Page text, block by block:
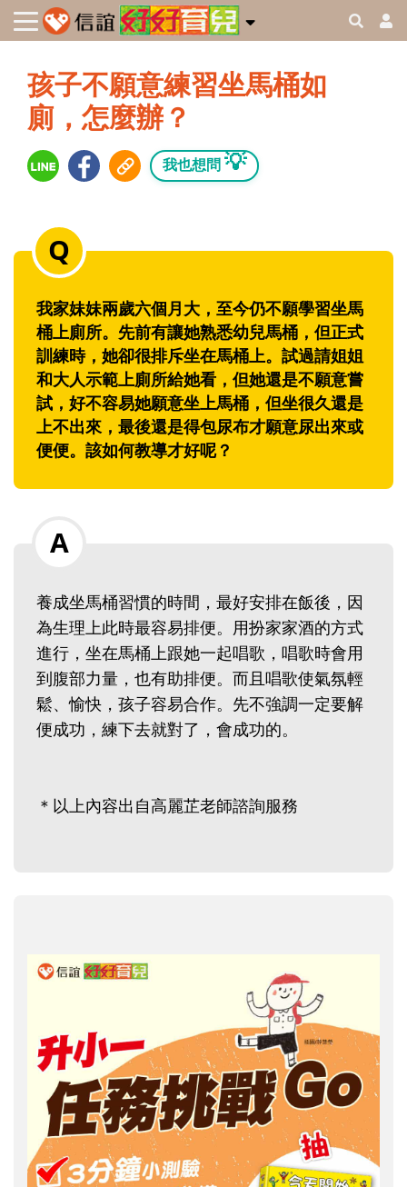
孩子不願意練習坐馬桶如
廁，怎麼辦？
我也想問 💡
我家妹妹兩歲六個月大，至今仍不願學習坐馬
桶上廁所。先前有讓她熟悉幼兒馬桶，但正式
訓練時，她卻很排斥坐在馬桶上。試過請姐姐
和大人示範上廁所給她看，但她還是不願意嘗
試，好不容易她願意坐上馬桶，但坐很久還是
上不出來，最後還是得包尿布才願意尿出來或
便便。該如何教導才好呢？
養成坐馬桶習慣的時間，最好安排在飯後，因
為生理上此時最容易排便。用扮家家酒的方式
進行，坐在馬桶上跟她一起唱歌，唱歌時會用
到腹部力量，也有助排便。而且唱歌使氣氛輕
鬆、愉快，孩子容易合作。先不強調一定要解
便成功，練下去就對了，會成功的。
＊以上內容出自高麗芷老師諮詢服務